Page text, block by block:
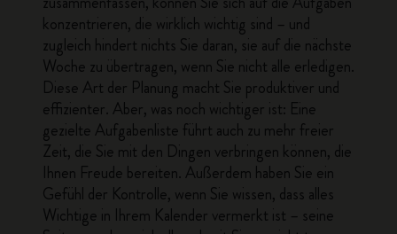
konzentrieren, die wirklich wichtig sind – und
zugleich hindert nichts Sie daran, sie auf die nächste
Woche zu übertragen, wenn Sie nicht alle erledigen.
Diese Art der Planung macht Sie produktiver und
effizienter. Aber, was noch wichtiger ist: Eine
gezielte Aufgabenliste führt auch zu mehr freier
Zeit, die Sie mit den Dingen verbringen können, die
Ihnen Freude bereiten. Außerdem haben Sie ein
Gefühl der Kontrolle, wenn Sie wissen, dass alles
Wichtige in Ihrem Kalender vermerkt ist – seine